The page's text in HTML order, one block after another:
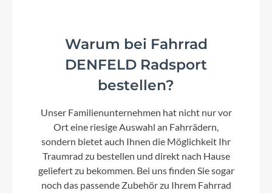
Aluminium
Kurbelgarnitur
Lenker
MJ
Warum bei Fahrrad
DENFELD Radsport
bestellen?
Unser Familienunternehmen hat nicht nur vor
Ort eine riesige Auswahl an Fahrrädern,
sondern bietet auch Ihnen die Möglichkeit Ihr
Traumrad zu bestellen und direkt nach Hause
geliefert zu bekommen. Bei uns finden Sie sogar
noch das passende Zubehör zu Ihrem Fahrrad